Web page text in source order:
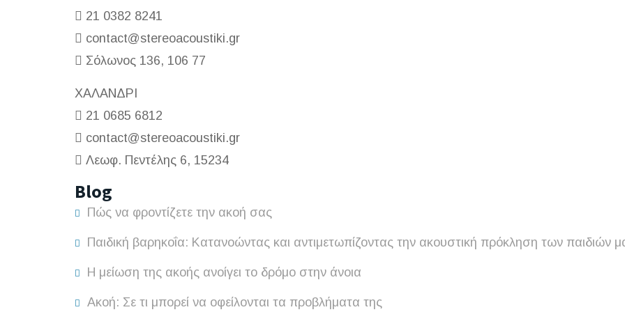
21 0382 8241
contact@stereoacoustiki.gr
Σόλωνος 136, 106 77
ΧΑΛΑΝΔΡΙ
21 0685 6812
contact@stereoacoustiki.gr
Λεωφ. Πεντέλης 6, 15234
Blog
Πώς να φροντίζετε την ακοή σας
Παιδική βαρηκοΐα: Κατανοώντας και αντιμετωπίζοντας την ακουστική πρόκληση των παιδιών
Η μείωση της ακοής ανοίγει το δρόμο στην άνοια
Ακοή: Σε τι μπορεί να οφείλονται τα προβλήματα της